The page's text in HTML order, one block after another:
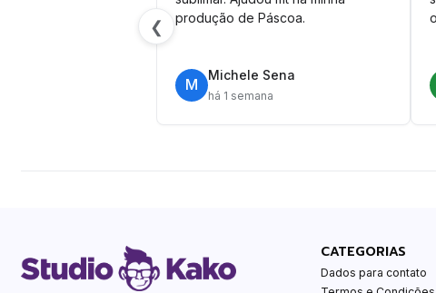
❮
produção de Páscoa.
M
Michele Sena
há 1 semana
CATEGORIAS
Dados para contato